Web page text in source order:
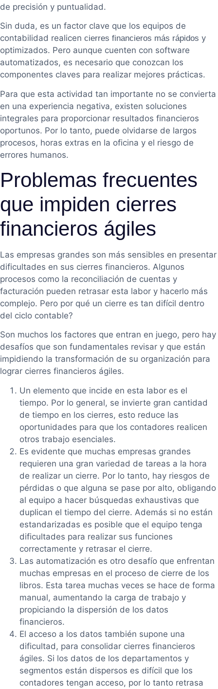
de precisión y puntualidad.
Sin duda, es un factor clave que los equipos de
contabilidad realicen cierres financieros más rápidos y
optimizados. Pero aunque cuenten con software
automatizados, es necesario que conozcan los
componentes claves para realizar mejores prácticas.
Para que esta actividad tan importante no se convierta
en una experiencia negativa, existen soluciones
integrales para proporcionar resultados financieros
oportunos. Por lo tanto, puede olvidarse de largos
procesos, horas extras en la oficina y el riesgo de
errores humanos.
Problemas frecuentes
que impiden cierres
financieros ágiles
Las empresas grandes son más sensibles en presentar
dificultades en sus cierres financieros. Algunos
procesos como la reconciliación de cuentas y
facturación pueden retrasar esta labor y hacerlo más
complejo. Pero por qué un cierre es tan difícil dentro
del ciclo contable?
Son muchos los factores que entran en juego, pero hay
desafíos que son fundamentales revisar y que están
impidiendo la transformación de su organización para
lograr cierres financieros ágiles.
Un elemento que incide en esta labor es el
tiempo. Por lo general, se invierte gran cantidad
de tiempo en los cierres, esto reduce las
oportunidades para que los contadores realicen
otros trabajo esenciales.
Es evidente que muchas empresas grandes
requieren una gran variedad de tareas a la hora
de realizar un cierre. Por lo tanto, hay riesgos de
pérdidas o que alguna se pase por alto, obligando
al equipo a hacer búsquedas exhaustivas que
duplican el tiempo del cierre. Además si no están
estandarizadas es posible que el equipo tenga
dificultades para realizar sus funciones
correctamente y retrasar el cierre.
Las automatización es otro desafío que enfrentan
muchas empresas en el proceso de cierre de los
libros. Esta tarea muchas veces se hace de forma
manual, aumentando la carga de trabajo y
propiciando la dispersión de los datos
financieros.
El acceso a los datos también supone una
dificultad, para consolidar cierres financieros
ágiles. Si los datos de los departamentos y
segmentos están dispersos es difícil que los
contadores tengan acceso, por lo tanto retrasa